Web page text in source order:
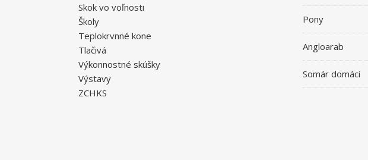
Skok vo voľnosti
Školy
Teplokrvnné kone
Tlačivá
Výkonnostné skúšky
Výstavy
ZCHKS
Pony
Angloarab
Somár domáci